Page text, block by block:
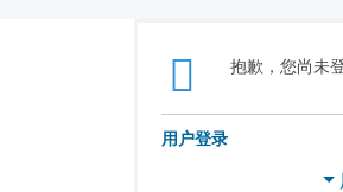
抱歉，您尚未
用户登录